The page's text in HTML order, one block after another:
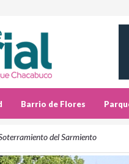
Barrio de Flores
del Sarmiento